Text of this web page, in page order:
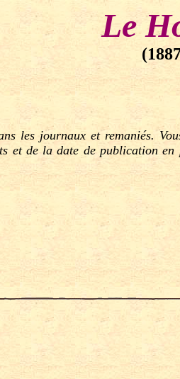
Le
les journaux et remaniés.
et de la date de publication